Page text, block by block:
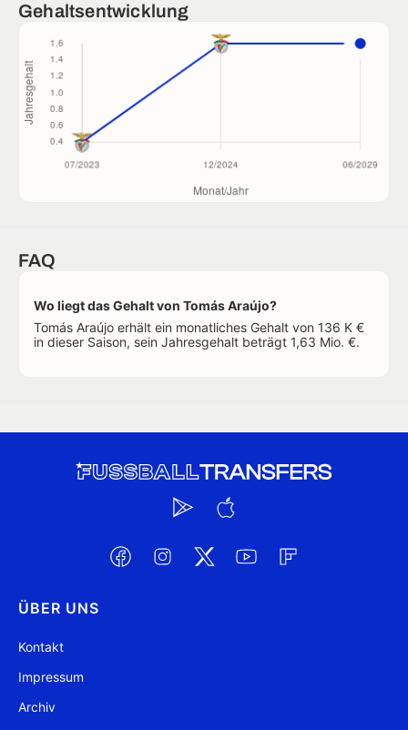
Gehaltsentwicklung
FAQ
Wo liegt das Gehalt von Tomás Araújo?
Tomás Araújo erhält ein monatliches Gehalt von 136 K €
in dieser Saison, sein Jahresgehalt beträgt 1,63 Mio. €.
ÜBER UNS
Kontakt
Impressum
Archiv